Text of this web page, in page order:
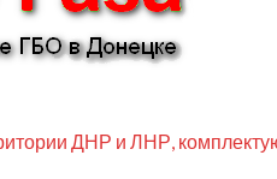
ДНР и ЛНР,